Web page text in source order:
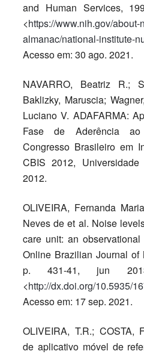
and Human Services,
<https://www.nih.gov/
almanac/national-institute-
Acesso em: 30 ago. 2021.
NAVARRO, Beatriz R.;
Baklizky, Maruscia;
Luciano V. ADAFARMA:
Fase de Aderência
Congresso Brasileiro em
CBIS 2012,
2012.
OLIVEIRA, Fernanda
Neves de et al. Noise
care unit: an
Online Brazilian Journal of
p. 431-41, jun
<http://dx.doi.org/10.5935/
Acesso em: 17 sep. 2021.
OLIVEIRA, T.R.; COSTA,
de aplicativo móvel de